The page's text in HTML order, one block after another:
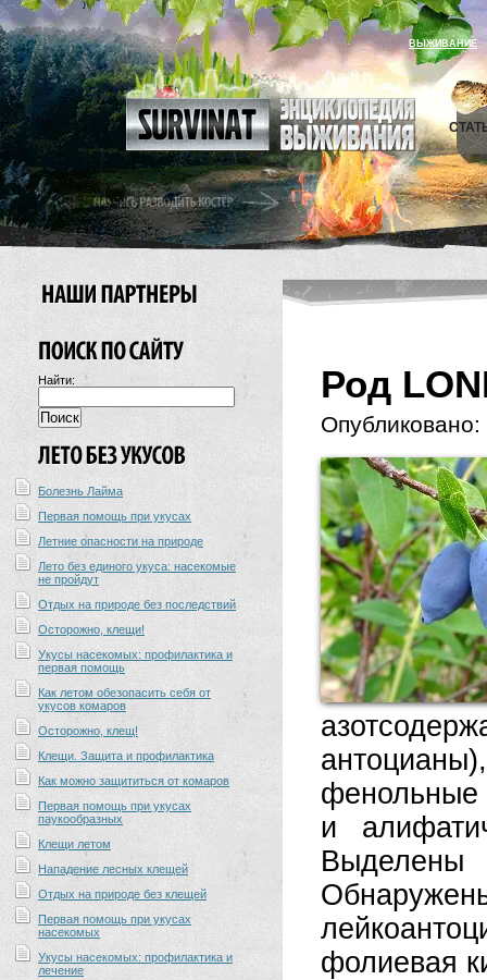
ВЫЖИВАНИЕ
Найти:
Болезнь Лайма
Первая помощь при укусах
Летние опасности на природе
Лето без единого укуса: насекомые
не пройдут
Отдых на природе без последствий
Осторожно, клещи!
Укусы насекомых: профилактика и
первая помощь
Как летом обезопасить себя от
укусов комаров
Осторожно, клещ!
Клещи. Защита и профилактика
Как можно защититься от комаров
Первая помощь при укусах
паукообразных
Клещи летом
Нападение лесных клещей
Отдых на природе без клещей
Первая помощь при укусах
насекомых
Укусы насекомых: профилактика и
лечение
Род
Опубликовано:
фенольные
и
Выделены
фолиевая